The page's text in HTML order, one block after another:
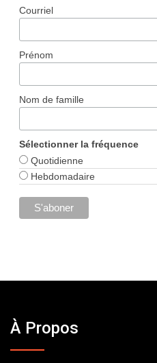
Courriel
Prénom
Nom de famille
Sélectionner la fréquence
Quotidienne
Hebdomadaire
À Propos